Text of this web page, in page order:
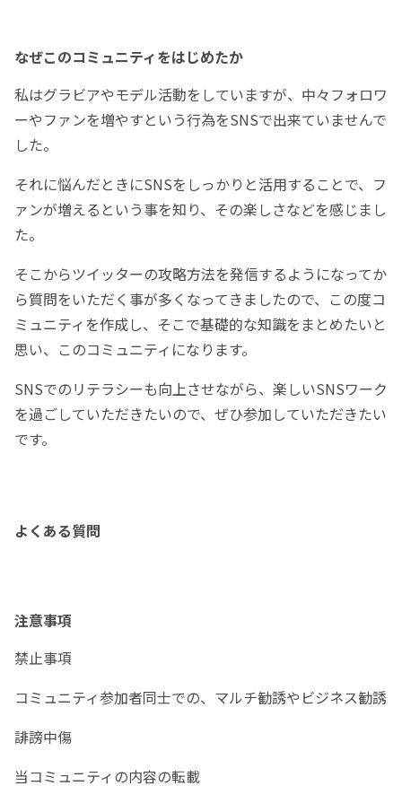
なぜこのコミュニティをはじめたか
私はグラビアやモデル活動をしていますが、中々フォロワ
ーやファンを増やすという行為をSNSで出来ていませんで
した。
それに悩んだときにSNSをしっかりと活用することで、フ
ァンが増えるという事を知り、その楽しさなどを感じまし
た。
そこからツイッターの攻略方法を発信するようになってか
ら質問をいただく事が多くなってきましたので、この度コ
ミュニティを作成し、そこで基礎的な知識をまとめたいと
思い、このコミュニティになります。
SNSでのリテラシーも向上させながら、楽しいSNSワーク
を過ごしていただきたいので、ぜひ参加していただきたい
です。
よくある質問
注意事項
禁止事項
コミュニティ参加者同士での、マルチ勧誘やビジネス勧誘
誹謗中傷
当コミュニティの内容の転載